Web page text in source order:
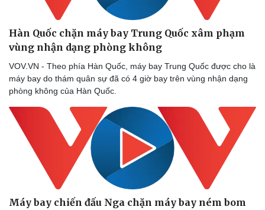
Hàn Quốc chặn máy bay Trung Quốc xâm phạm
vùng nhận dạng phòng không
VOV.VN - Theo phía Hàn Quốc, máy bay Trung Quốc được cho là
máy bay do thám quân sự đã có 4 giờ bay trên vùng nhận dạng
phòng không của Hàn Quốc.
Máy bay chiến đấu Nga chặn máy bay ném bom